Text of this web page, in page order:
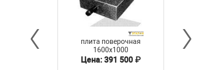
плита поверочная
1600х1000
Цена: 391 500 ₽